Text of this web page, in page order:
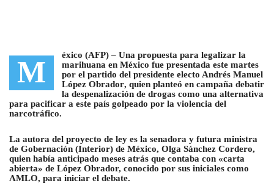
M éxico (AFP) – Una propuesta para legalizar la
marihuana en México fue presentada este martes
por el partido del presidente electo Andrés Manuel
López Obrador, quien planteó en campaña debatir
la despenalización de drogas como una alternativa
para pacificar a este país golpeado por la violencia del
narcotráfico.
La autora del proyecto de ley es la senadora y futura ministra
de Gobernación (Interior) de México, Olga Sánchez Cordero,
quien había anticipado meses atrás que contaba con «carta
abierta» de López Obrador, conocido por sus iniciales como
AMLO, para iniciar el debate.